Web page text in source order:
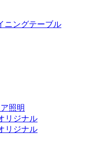
ニングテーブル
照明
リジナル
リジナル